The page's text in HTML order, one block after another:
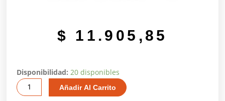
$ 11.905,85
Disponibilidad: 20 disponibles
Pack
X10
Lampara
Añadir Al Carrito